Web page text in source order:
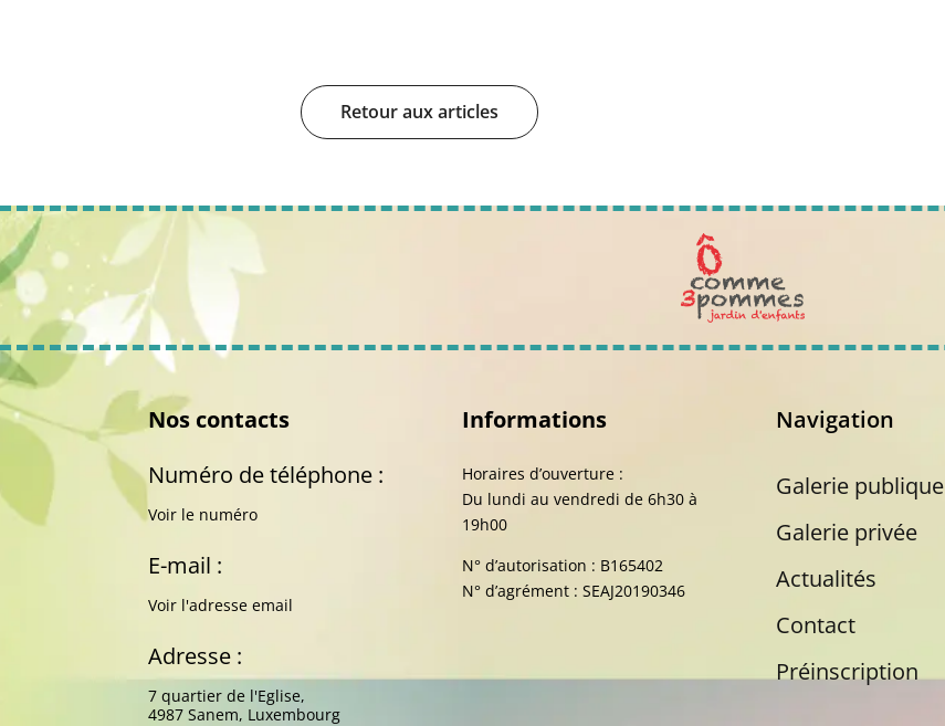
Retour aux articles
Nos contacts
Numéro de téléphone :
Voir le numéro
E-mail :
Voir l'adresse email
Adresse :
7 quartier de l'Eglise,
4987 Sanem, Luxembourg
Informations
Horaires d’ouverture :
Du lundi au vendredi de 6h30 à
19h00
N° d’autorisation : B165402
N° d’agrément : SEAJ20190346
Navigation
Galerie publique
Galerie privée
Actualités
Contact
Préinscription